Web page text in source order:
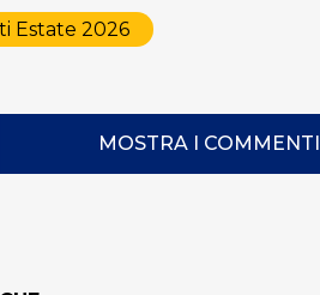
Estate 2026
MOSTRA I COMMENTI